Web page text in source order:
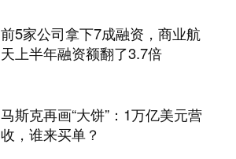
前5家公司拿下7成融资，商业航
天上半年融资额翻了3.7倍
马斯克再画“大饼”：1万亿美元营
收，谁来买单？